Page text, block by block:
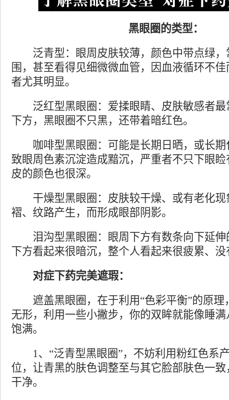
黑眼圈的类型：
泛青型：眼周皮肤较薄，颜色中带点绿，
围，甚至看得见细微微血管，因血液循环不
者尤其明显。
泛红型黑眼圈：爱揉眼睛、皮肤敏感者最
下方，黑眼圈不只黑，还带着暗红色。
咖啡型黑眼圈：可能是长期日晒，或长期
致眼周色素沉淀造成黯沉，严重者不只下眼
皮的颜色也很深。
干燥型黑眼圈：皮肤较干燥、或有老化现
褶、纹路产生，而形成眼部阴影。
泪沟型黑眼圈：眼周下方有数条向下延伸
下方看起来很暗沉，整个人看起来很疲累、
对症下药完美遮瑕：
遮盖黑眼圈，在于利用“色彩平衡”的原理
无形，利用一些小撇步，你的双眸就能像睡
饱满。
1、“泛青型黑眼圈”，不妨利用粉红色系
位，让青黑的肤色调整至与其它脸部肤色一
干净。